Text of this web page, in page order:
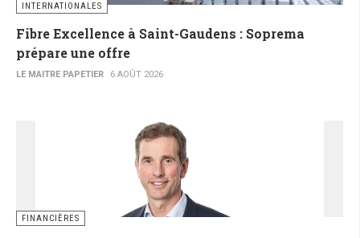
INTERNATIONALES
Fibre Excellence à Saint-Gaudens : Soprema
prépare une offre
LE MAITRE PAPETIER 6 AOÛT 2026
FINANCIÈRES